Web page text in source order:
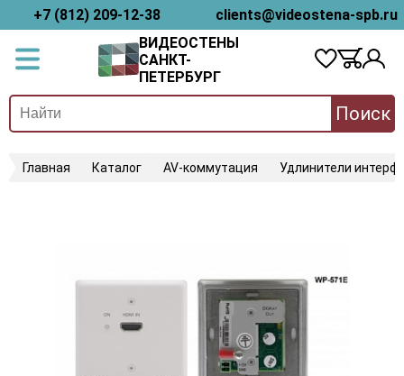
+7 (812) 209-12-38
clients@videostena-spb.ru
ВИДЕОСТЕНЫ
САНКТ-
ПЕТЕРБУРГ
Поиск
Главная Каталог AV-коммутация Удлинители